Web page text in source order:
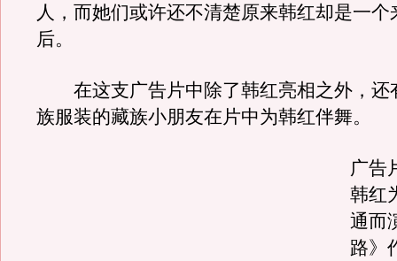
人，而她们或许还不清楚原来韩红却是一个
后。
在这支广告片中除了韩红亮相之外，还
族服装的藏族小朋友在片中为韩红伴舞。
广告
韩红
通而
路》